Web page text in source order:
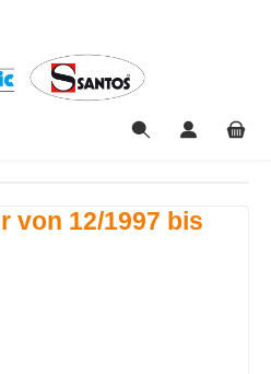
von 12/1997 bis